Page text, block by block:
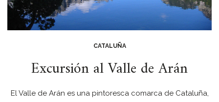
CATALUÑA
Excursión al Valle de Arán
El Valle de Arán es una pintoresca comarca de Cataluña,